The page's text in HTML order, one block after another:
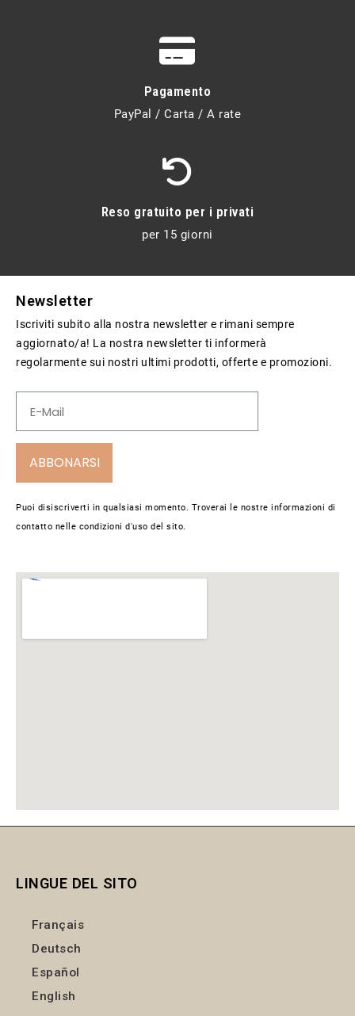
Pagamento
PayPal / Carta / A rate
Reso gratuito per i privati
per 15 giorni
Newsletter
Iscriviti subito alla nostra newsletter e rimani sempre
aggiornato/a! La nostra newsletter ti informerà
regolarmente sui nostri ultimi prodotti, offerte e promozioni.
ABBONARSI
Puoi disiscriverti in qualsiasi momento. Troverai le nostre informazioni di
contatto nelle condizioni d'uso del sito.
LINGUE DEL SITO
Français
Deutsch
Español
English